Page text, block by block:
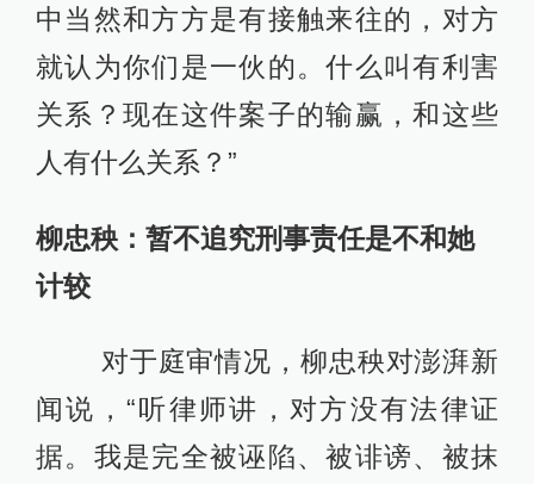
中当然和方方是有接触来往的，对方
就认为你们是一伙的。什么叫有利害
关系？现在这件案子的输赢，和这些
人有什么关系？”
柳忠秧：暂不追究刑事责任是不和她
计较
对于庭审情况，柳忠秧对澎湃新
闻说，“听律师讲，对方没有法律证
据。我是完全被诬陷、被诽谤、被抹